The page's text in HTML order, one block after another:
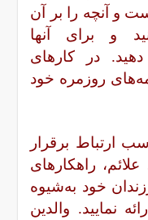
و آنچه را بر آن
و برای آنها
دهید. در کارهای
روزمره خود
ارتباط برقرار
راهکارهای
خود به‌شیوه
نمایید. والدین